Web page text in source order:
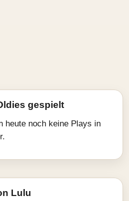
gespielt
heute noch keine Plays in
Lulu